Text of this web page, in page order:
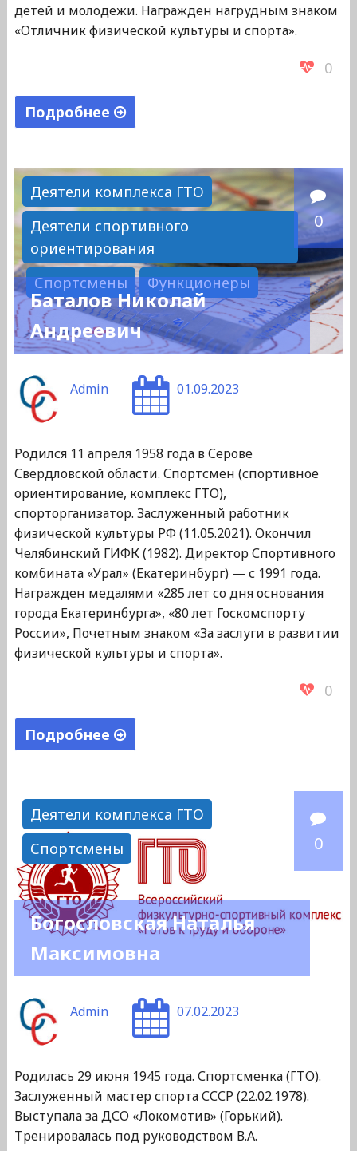
детей и молодежи. Награжден нагрудным знаком
«Отличник физической культуры и спорта».
0
Подробнее
Владимирович"
Деятели комплекса ГТО
Деятели спортивного
ориентирования
Спортсмены
Функционеры
0
Баталов Николай
Андреевич
Admin 01.09.2023
Родился 11 апреля 1958 года в Серове
Свердловской области. Спортсмен (спортивное
ориентирование, комплекс ГТО),
спорторганизатор. Заслуженный работник
физической культуры РФ (11.05.2021). Окончил
Челябинский ГИФК (1982). Директор Спортивного
комбината «Урал» (Екатеринбург) — с 1991 года.
Награжден медалями «285 лет со дня основания
города Екатеринбурга», «80 лет Госкомспорту
России», Почетным знаком «За заслуги в развитии
физической культуры и спорта».
0
Подробнее
Андреевич"
Деятели комплекса ГТО
Спортсмены
0
Богословская Наталья
Максимовна
Admin 07.02.2023
Родилась 29 июня 1945 года. Спортсменка (ГТО).
Заслуженный мастер спорта СССР (22.02.1978).
Выступала за ДСО «Локомотив» (Горький).
Тренировалась под руководством В.А.